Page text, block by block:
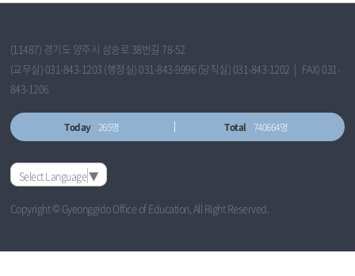
(11487) 경기도 양주시 삼숭로 38번길 78-52
(교무실) 031-843-1203 (행정실) 031-843-9996 (당직실) 031-843-1202 | FAX) 031-
843-1206
Today 265명 Total 740664명
Select Language▼
Copyright © Gyeonggido Office of Education, All Right Reserved.